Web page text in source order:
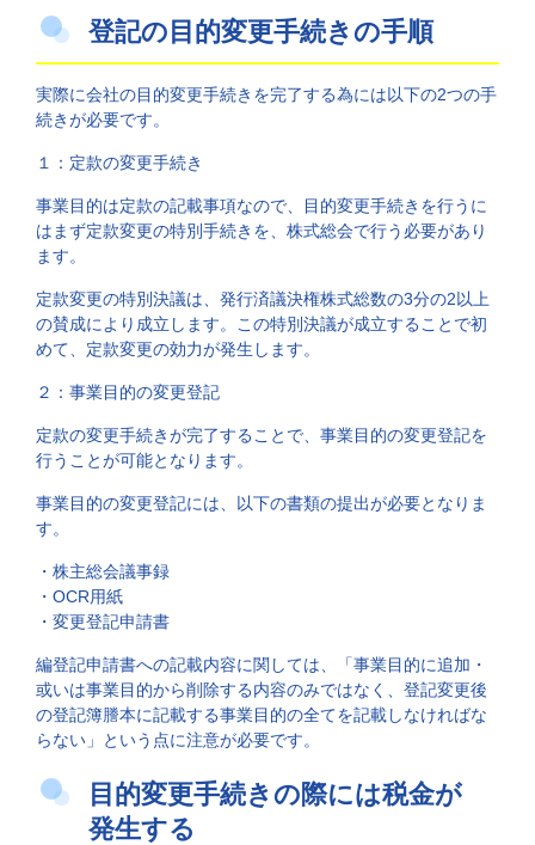
登記の目的変更手続きの手順
実際に会社の目的変更手続きを完了する為には以下の2つの手
続きが必要です。
１：定款の変更手続き
事業目的は定款の記載事項なので、目的変更手続きを行うに
はまず定款変更の特別手続きを、株式総会で行う必要があり
ます。
定款変更の特別決議は、発行済議決権株式総数の3分の2以上
の賛成により成立します。この特別決議が成立することで初
めて、定款変更の効力が発生します。
２：事業目的の変更登記
定款の変更手続きが完了することで、事業目的の変更登記を
行うことが可能となります。
事業目的の変更登記には、以下の書類の提出が必要となりま
す。
・株主総会議事録
・OCR用紙
・変更登記申請書
編登記申請書への記載内容に関しては、「事業目的に追加・
或いは事業目的から削除する内容のみではなく、登記変更後
の登記簿謄本に記載する事業目的の全てを記載しなければな
らない」という点に注意が必要です。
目的変更手続きの際には税金が
発生する